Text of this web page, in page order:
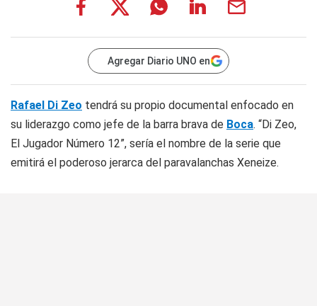
Agregar Diario UNO en
Rafael Di Zeo tendrá su propio documental enfocado en
su liderazgo como jefe de la barra brava de Boca. “Di Zeo,
El Jugador Número 12”, sería el nombre de la serie que
emitirá el poderoso jerarca del paravalanchas Xeneize.